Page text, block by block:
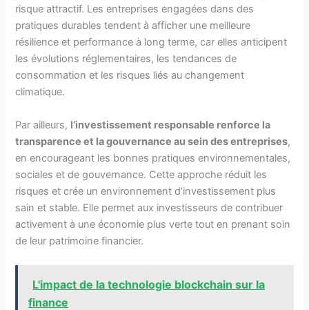
risque attractif. Les entreprises engagées dans des
pratiques durables tendent à afficher une meilleure
résilience et performance à long terme, car elles anticipent
les évolutions réglementaires, les tendances de
consommation et les risques liés au changement
climatique.
Par ailleurs, l’investissement responsable renforce la
transparence et la gouvernance au sein des entreprises,
en encourageant les bonnes pratiques environnementales,
sociales et de gouvernance. Cette approche réduit les
risques et crée un environnement d’investissement plus
sain et stable. Elle permet aux investisseurs de contribuer
activement à une économie plus verte tout en prenant soin
de leur patrimoine financier.
L'impact de la technologie blockchain sur la
finance